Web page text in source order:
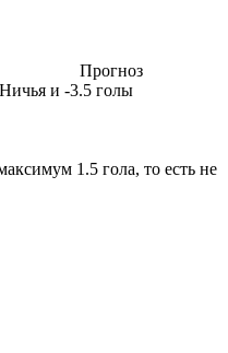
Прогноз
и -3.5 голы
1.5 гола, то есть не